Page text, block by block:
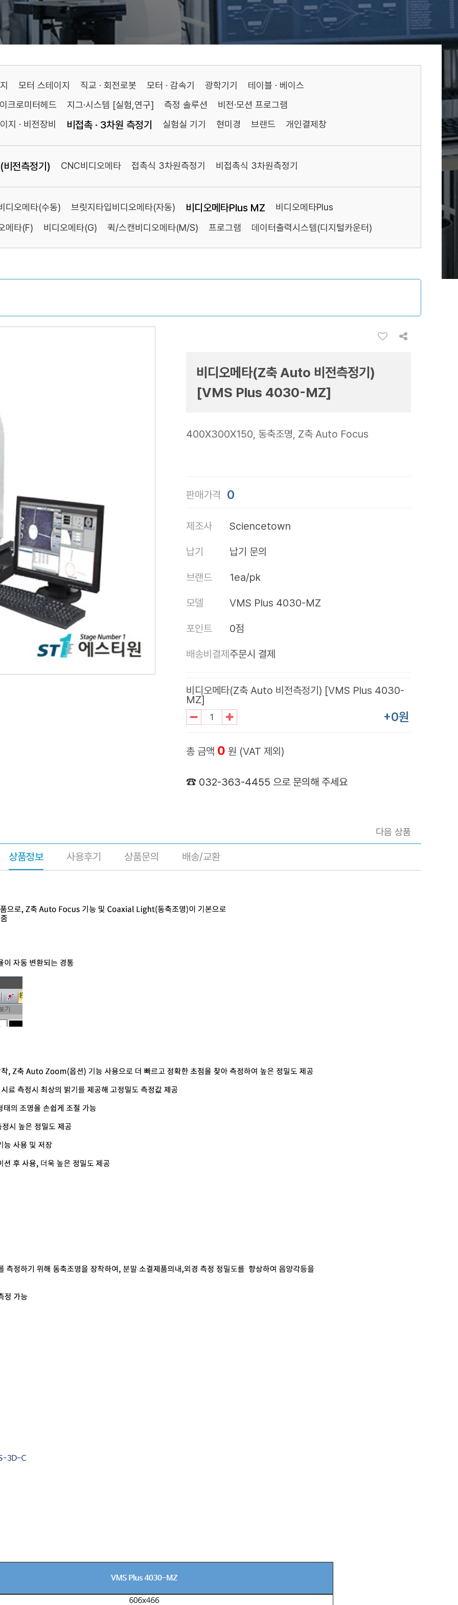
모터 스테이지 직교 · 회전로봇 모터 · 감속기 광학기기
테이블 · 베이스
크로미터헤드
지그·시스템 [실험,연구] 측정 솔루션
비전·모션 프로그램
지 · 비전장비
비접촉 · 3차원 측정기 실험실 기기 현미경 브랜드 개인결제창
전측정기) CNC비디오메타 접촉식 3차원측정기 비접촉식 3차원측정기
디오메타(수동) 브릿지타입비디오메타(자동) 비디오메타Plus MZ
비디오메타Plus
메타(F)
비디오메타(G) 퀵/스캔비디오메타(M/S) 프로그램 데이터출력시스템(디지털카운터)
비디오메타(Z축 Auto 비전측정기)
[VMS Plus 4030-MZ]
400X300X150, 동축조명, Z축 Auto Focus
판매가격 0
제조사 Sciencetown
납기 납기 문의
브랜드 1ea/pk
모델 VMS Plus 4030-MZ
포인트 0점
배송비결제 주문시 결제
비디오메타(Z축 Auto 비전측정기) [VMS Plus 4030-
MZ]
+0원
총 금액 0 원 (VAT 제외)
☎ 032-363-4455 으로 문의해 주세요
다음 상품
상품정보 사용후기 상품문의 배송/교환